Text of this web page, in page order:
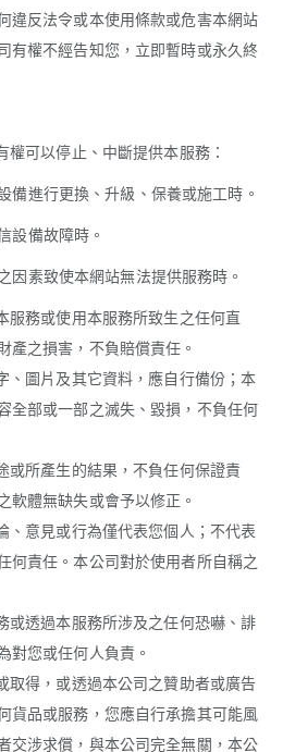
違反法令或本使用條款或危害本網站
有權不經告知您，立即暫時或永久終
可以停止、中斷提供本服務：
備進行更換、升級、保養或施工時。
設備故障時。
因素致使本網站無法提供服務時。
服務或使用本服務所致生之任何直
產之損害，不負賠償責任。
、圖片及其它資料，應自行備份；本
全部或一部之滅失、毀損，不負任何
或所產生的結果，不負任何保證責
軟體無缺失或會予以修正。
、意見或行為僅代表您個人；不代表
何責任。本公司對於使用者所自稱之
或透過本服務所涉及之任何恐嚇、誹
對您或任何人負責。
取得，或透過本公司之贊助者或廣告
貨品或服務，您應自行承擔其可能風
交涉求償，與本公司完全無關，本公